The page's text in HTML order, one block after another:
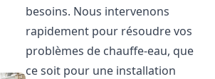
besoins. Nous intervenons
rapidement pour résoudre vos
problèmes de chauffe-eau, que
ce soit pour une installation